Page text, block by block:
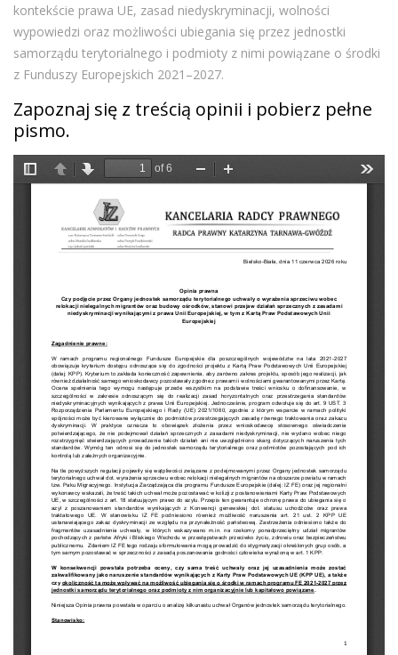
kontekście prawa UE, zasad niedyskryminacji, wolności
wypowiedzi oraz możliwości ubiegania się przez jednostki
samorządu terytorialnego i podmioty z nimi powiązane o środki
z Funduszy Europejskich 2021–2027.
Zapoznaj się z treścią opinii i pobierz pełne
pismo.